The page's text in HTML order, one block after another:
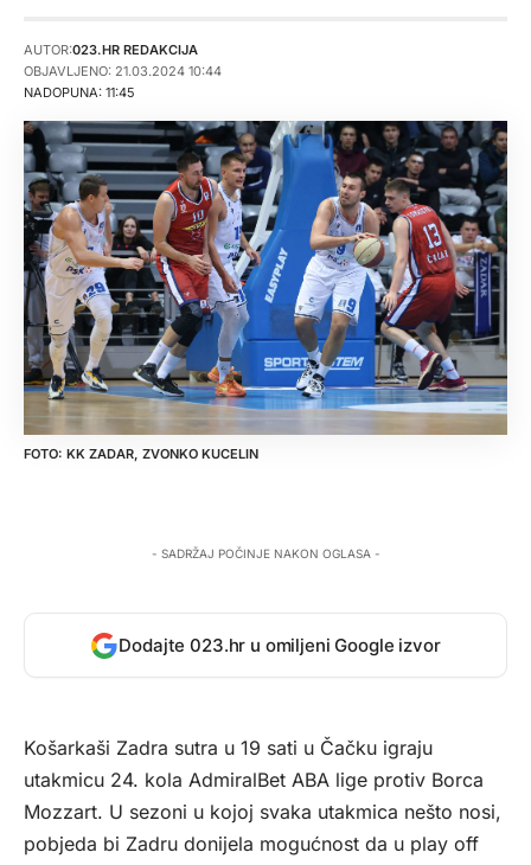
NADOPUNA: 11:45
AUTOR:023.HR REDAKCIJA
OBJAVLJENO: 21.03.2024 10:44
KK ZADAR, ZVONKO KUCELIN
- SADRŽAJ POČINJE NAKON OGLASA -
Dodajte 023.hr u omiljeni Google izvor
Košarkaši Zadra sutra u 19 sati u Čačku igraju
utakmicu 24. kola AdmiralBet ABA lige protiv Borca
Mozzart. U sezoni u kojoj svaka utakmica nešto nosi,
pobjeda bi Zadru donijela mogućnost da u play off